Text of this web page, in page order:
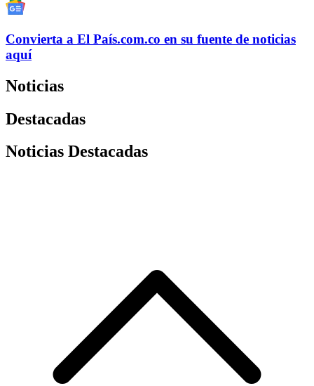
Convierta a El País.com.co en su fuente de noticias
aquí
Noticias
Destacadas
Noticias Destacadas